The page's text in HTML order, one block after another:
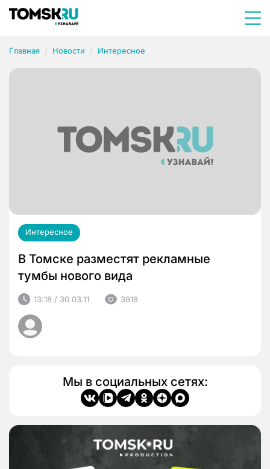
Главная Новости Интересное
Интересное
В Томске разместят рекламные
тумбы нового вида
13:18 / 30.03.11 3918
Мы в социальных сетях: